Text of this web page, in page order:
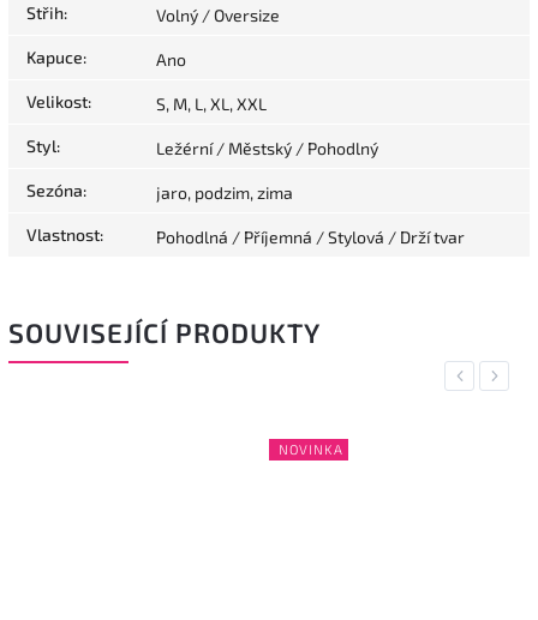
Střih: Volný / Oversize
Kapuce: Ano
Velikost: S, M, L, XL, XXL
Styl: Ležérní / Městský / Pohodlný
Sezóna: jaro, podzim, zima
Vlastnost: Pohodlná / Příjemná / Stylová / Drží tvar
SOUVISEJÍCÍ PRODUKTY
Previous
NOVINKA
Next